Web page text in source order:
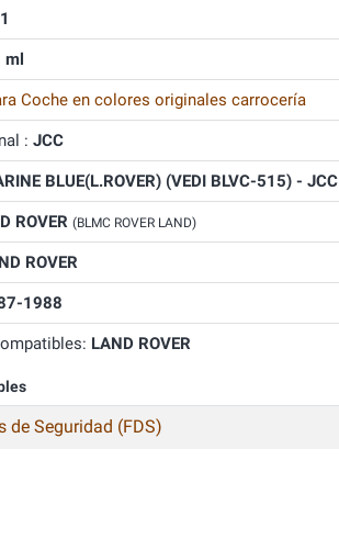
ml
Coche en colores originales carrocería
: JCC
BLUE(L.ROVER) (VEDI BLVC-515) - JCC
ROVER (BLMC ROVER LAND)
ROVER
1988
LAND ROVER
de Seguridad (FDS)